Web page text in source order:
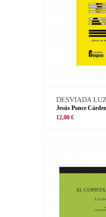
DESVIADA LUZ
Jesús Ponce
12,00 €